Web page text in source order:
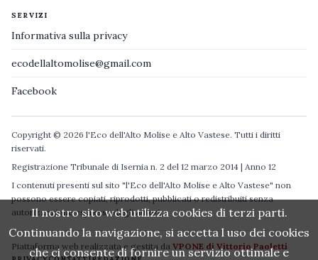
SERVIZI
Informativa sulla privacy
ecodellaltomolise@gmail.com
Facebook
Copyright © 2026 l'Eco dell'Alto Molise e Alto Vastese. Tutti i diritti
riservati.
Registrazione Tribunale di Isernia n. 2 del 12 marzo 2014 | Anno 12
I contenuti presenti sul sito "l'Eco dell'Alto Molise e Alto Vastese" non
possono essere copiati, riprodotti, pubblicati o redistribuiti senza
autorizzazione espressa degli autori.
Piattaforma web realizzata e gestita da VPONE di Vittorio Paoletti
Il nostro sito web utilizza cookies di terzi parti.
Continuando la navigazione, si accetta l uso dei cookies
che ci consente di fornire un servizio ottimale e